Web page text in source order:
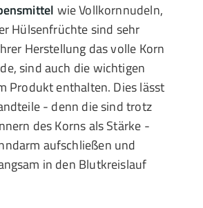
wie Vollkornnudeln,
Hülsenfrüchte sind sehr
Herstellung das volle Korn
sind auch die wichtigen
Produkt enthalten. Dies lässt
- denn die sind trotz
des Korns als Stärke -
aufschließen und
in den Blutkreislauf